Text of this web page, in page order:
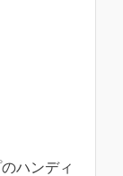
ハンディ